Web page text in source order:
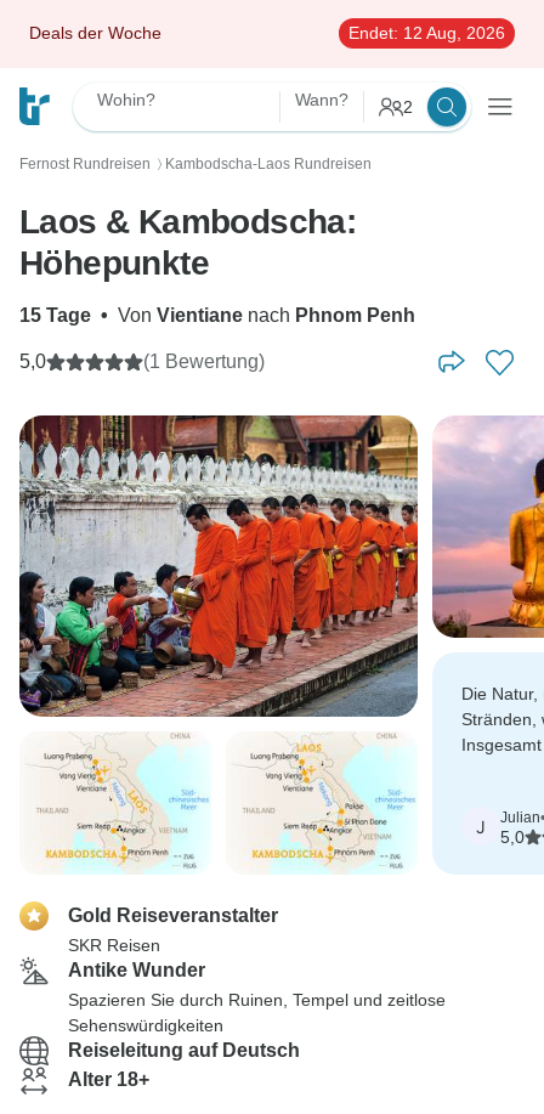
Deals der Woche Endet: 12 Aug, 2026
Wohin? Wann? 2
Fernost Rundreisen 〉 Kambodscha-Laos Rundreisen
Laos & Kambodscha:
Höhepunkte
15 Tage • Von Vientiane nach Phnom Penh
5,0 (1 Bewertung)
Die
Stränden,
J Julian•
5,0
Gold Reiseveranstalter
SKR Reisen
Antike Wunder
Spazieren Sie durch Ruinen, Tempel und zeitlose
Sehenswürdigkeiten
Reiseleitung auf Deutsch
Alter 18+